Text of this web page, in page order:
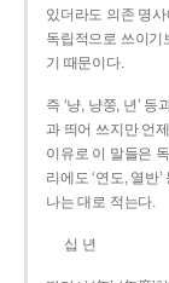
있더라도 의존 명
독립적으로 쓰이기
기 때문이다.
즉 ‘냥, 냥쭝, 년’
과 띄어 쓰지만 언
이유로 이 말들은
리에도 ‘연도, 열반
나는 대로 적는다.
십 년